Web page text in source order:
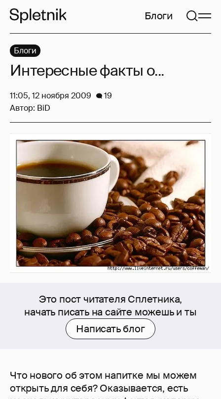
Блоги
Это пост читателя Сплетника,
начать писать на сайте можешь и ты
Написать блог
Что нового об этом напитке мы можем
открыть для себя? Оказывается, есть
Блоги
Интересные факты о...
11:05, 12 ноября 2009
19
Автор: BiD